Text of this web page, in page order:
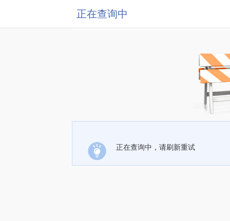
正在查询中
正在查询中，请刷新重试